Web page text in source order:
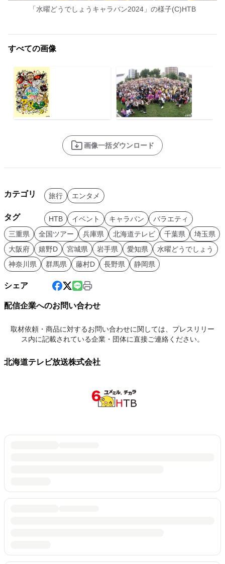
「水曜どうでしょうキャラバン2024」の様子(C)HTB
すべての画像
画像一括ダウンロード
カテゴリ 旅行 エンタメ
タグ HTB イベント キャラバン
バラエティ
三重県
全国ツアー 兵庫県 北海道テレビ 千葉県
埼玉県
大阪府
嬉野D 宮城県 岩手県 愛知県
水曜どうでしょう
神奈川県
群馬県 藤村D 長野県 静岡県
シェア
配信企業へのお問い合わせ
取材依頼・商品に対するお問い合わせに関しては、プレスリリー
ス内に記載されている企業・団体に直接ご連絡ください。
北海道テレビ放送株式会社